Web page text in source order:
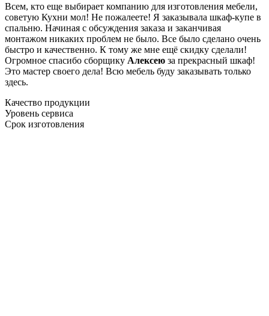
Всем, кто еще выбирает компанию для изготовления мебели,
советую Кухни мол! Не пожалеете! Я заказывала шкаф-купе в
спальню. Начиная с обсуждения заказа и заканчивая
монтажом никаких проблем не было. Все было сделано очень
быстро и качественно. К тому же мне ещё скидку сделали!
Огромное спасибо сборщику Алексею за прекрасный шкаф!
Это мастер своего дела! Всю мебель буду заказывать только
здесь.
Качество продукции
Уровень сервиса
Срок изготовления